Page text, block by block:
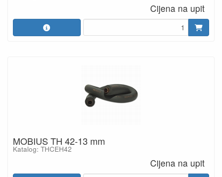
Cijena na upit
MOBIUS TH 42-13 mm
Katalog: THCEH42
Cijena na upit